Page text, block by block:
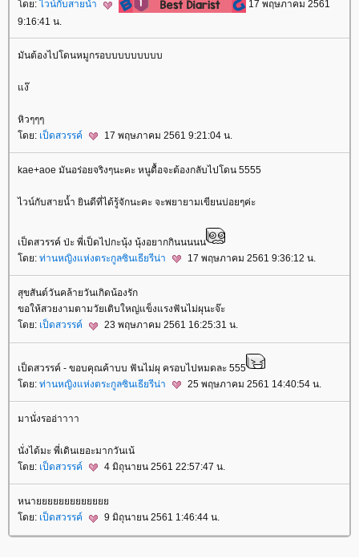
ดย: ไวน์กับสายน้ำ
17 พฤษภาคม 2561
9:16:41 น.
มันต้องไปโดนหมูกรอบบบบบบบบบ
ง๊
หิวๆๆๆ
ดย: เป็ดสวรรค์ 17 พฤษภาคม 2561 9:21:04 น.
kae+aoe มันอร่อยจริงๆนะคะ หนูดื้อจะต้องกลับไปโดน 5555
ไวน์กับสายน้ำ ยินดีที่ได้รู้จักนะคะ จะพยายามเขียนบ่อยๆค่ะ
เป็ดสวรรค์ ป่ะ พี่เป็ดไปกะนุ้ง นุ้งอยากกินนนนน
ดย: ท่านหญิงแห่งตระกูลซินเธียรีน่า 17 พฤษภาคม 2561 9:36:12 น.
สุขสันต์วันคล้ายวันเกิดน้องรัก
ขอให้สวยงามตามวัยเติบใหญ่แข็งแรงฟันไม่ผุนะจ๊ะ
ดย: เป็ดสวรรค์ 23 พฤษภาคม 2561 16:25:31 น.
เป็ดสวรรค์ - ขอบคุณค้าบบ ฟันไม่ผุ ครอบไปหมดละ 555
ดย: ท่านหญิงแห่งตระกูลซินเธียรีน่า 25 พฤษภาคม 2561 14:40:54 น.
มานั่งรออ่าาาา
นั่งได้มะ พี่เดินเยอะมากวันเน้
ดย: เป็ดสวรรค์ 4 มิถุนายน 2561 22:57:47 น.
หนา
ดย: เป็ดสวรรค์ 9 มิถุนายน 2561 1:46:44 น.